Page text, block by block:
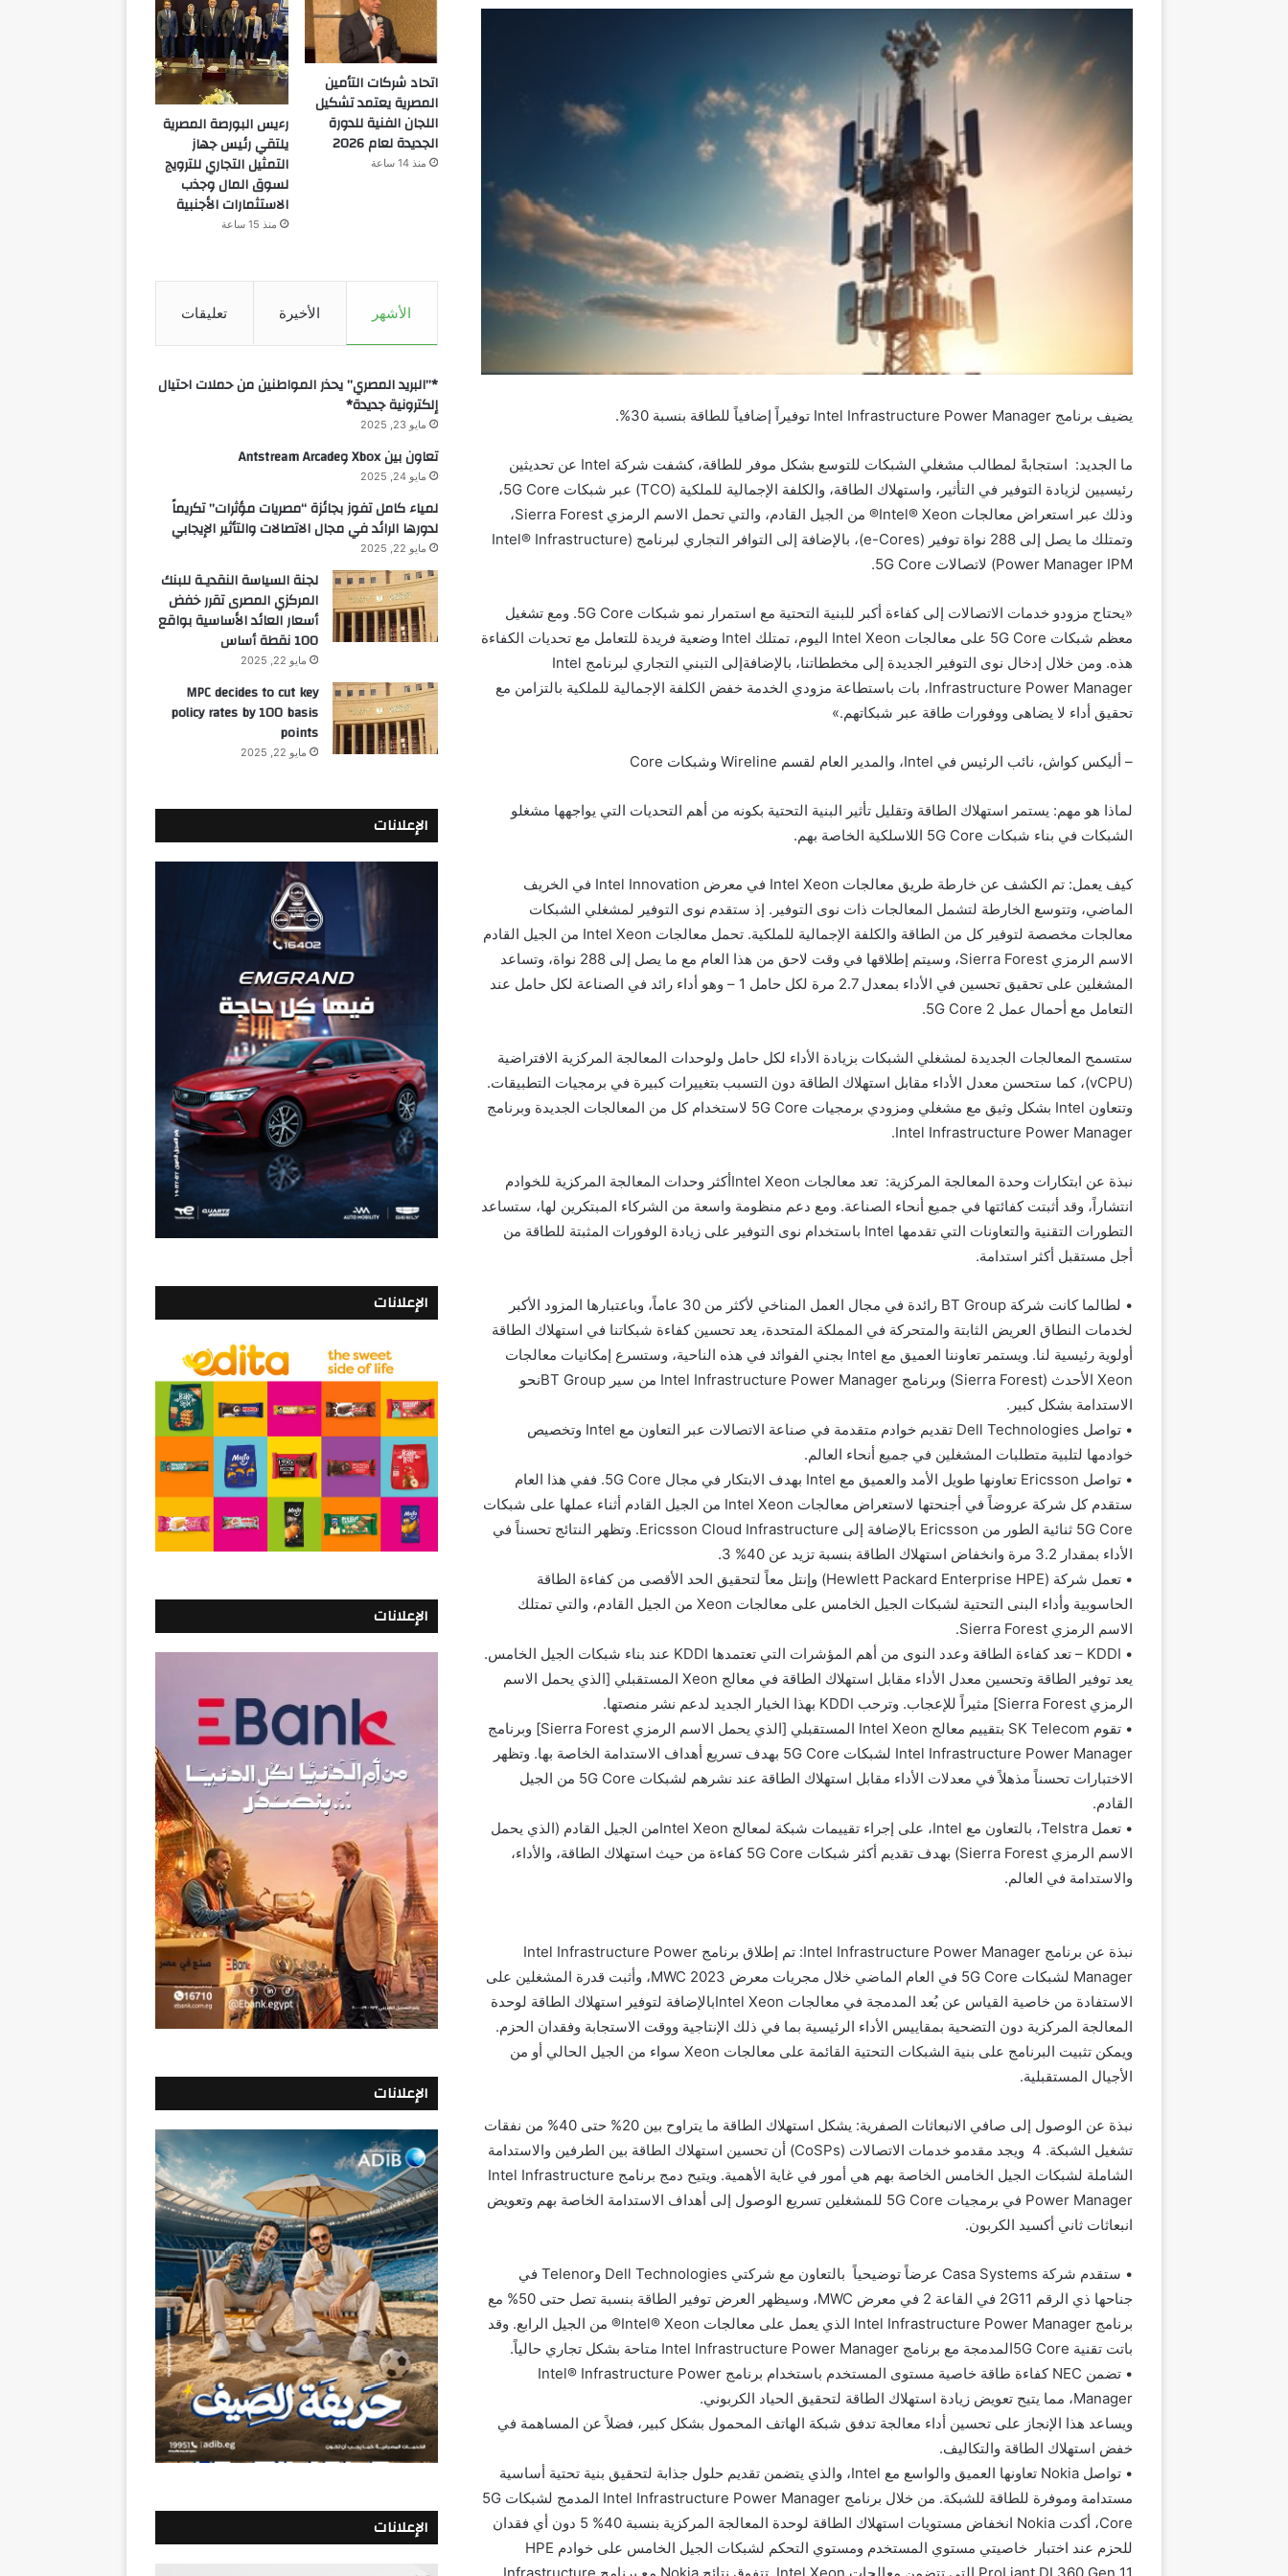
يضيف برنامج Intel Infrastructure Power Manager توفيراً إضافياً للطاقة بنسبة 30%.
ما الجديد: استجابةً لمطالب مشغلي الشبكات للتوسع بشكل موفر للطاقة، كشفت شركة Intel عن تحديثين
رئيسيين لزيادة التوفير في التأثير، واستهلاك الطاقة، والكلفة الإجمالية للملكية (TCO) عبر شبكات 5G Core،
وذلك عبر استعراض معالجات
Intel® Xeon
® من الجيل القادم، والتي تحمل الاسم الرمزي Sierra Forest،
وتمتلك ما يصل إلى 288 نواة توفير (
e-Cores)، بالإضافة إلى التوافر التجاري لبرنامج (
Intel® Infrastructure
Power Manager IPM) لاتصالات 5G Core
.
«يحتاج مزودو خدمات الاتصالات إلى كفاءة أكبر للبنية التحتية مع استمرار نمو شبكات 5G Core. ومع تشغيل
معظم شبكات 5G Core على معالجات Intel Xeon اليوم، تمتلك Intel وضعية فريدة للتعامل مع تحديات الكفاءة
هذه. ومن خلال إدخال نوى التوفير الجديدة إلى مخططاتنا، بالإضافةإلى التبني التجاري لبرنامج Intel
Infrastructure Power Manager، بات باستطاعة مزودي الخدمة خفض الكلفة الإجمالية للملكية بالتزامن مع
تحقيق أداء لا يضاهى ووفورات طاقة عبر شبكاتهم.»
– أليكس كواش، نائب الرئيس في Intel، والمدير العام لقسم Wireline وشبكات Core
لماذا هو مهم: يستمر استهلاك الطاقة وتقليل تأثير البنية التحتية بكونه من أهم التحديات التي يواجهها مشغلو
الشبكات في بناء شبكات 5G Core اللاسلكية الخاصة بهم.
كيف يعمل: تم الكشف عن خارطة طريق معالجات Intel Xeon في معرض Intel Innovation في الخريف
الماضي، وتتوسع الخارطة لتشمل المعالجات ذات نوى التوفير. إذ ستقدم نوى التوفير لمشغلي الشبكات
معالجات مخصصة لتوفير كل من الطاقة والكلفة الإجمالية للملكية. تحمل معالجات Intel Xeon من الجيل القادم
الاسم الرمزي Sierra Forest
، وسيتم إطلاقها في وقت لاحق من هذا العام مع ما يصل إلى 288 نواة، وتساعد
المشغلين على تحقيق تحسين في الأداء بمعدل 2.7 مرة لكل حامل
1 – وهو
أداء رائد في الصناعة لكل حامل عند
التعامل مع أحمال عمل
5G Core 2.
ستسمح المعالجات الجديدة لمشغلي الشبكات بزيادة الأداء لكل حامل ولوحدات المعالجة المركزية الافتراضية
(
vCPU)، كما ستحسن معدل الأداء مقابل استهلاك الطاقة دون التسبب بتغييرات كبيرة في برمجيات التطبيقات.
وتتعاون Intel بشكل وثيق مع مشغلي ومزودي برمجيات 5G Core لاستخدام كل من المعالجات الجديدة وبرنامج
Intel Infrastructure Power Manager
.
نبذة عن ابتكارات وحدة المعالجة المركزية: تعد معالجات Intel Xeonأكثر وحدات المعالجة المركزية للخوادم
انتشاراً، وقد أثبتت كفائتها في جميع أنحاء الصناعة. ومع دعم منظومة واسعة من الشركاء المبتكرين لها، ستساعد
التطورات التقنية والتعاونات التي تقدمها Intel باستخدام نوى التوفير على زيادة الوفورات المثبتة للطاقة من
أجل مستقبل أكثر استدامة.
• لطالما كانت شركة BT Group
رائدة في مجال العمل المناخي لأكثر من 30 عاماً، وباعتبارها المزود الأكبر
لخدمات النطاق العريض الثابتة والمتحركة في المملكة المتحدة، يعد تحسين كفاءة شبكاتنا في استهلاك الطاقة
أولوية رئيسية لنا. ويستمر تعاوننا العميق مع Intel بجني الفوائد في هذه الناحية، وستسرع إمكانيات معالجات
Xeon الأحدث (Sierra Forest) وبرنامج Intel Infrastructure Power Manager من سير BT Groupنحو
الاستدامة بشكل كبير.
• تواصل Dell Technologies تقديم خوادم متقدمة في صناعة الاتصالات عبر التعاون مع Intel وتخصيص
خوادمها لتلبية متطلبات المشغلين في جميع أنحاء العالم.
• تواصل Ericsson تعاونها طويل الأمد والعميق مع Intel بهدف الابتكار في مجال 5G Core. ففي هذا العام
ستقدم كل شركة عروضاً في أجنحتها لاستعراض معالجات Intel Xeon من الجيل القادم أثناء عملها على شبكات
5G Core ثنائية الطور من Ericsson بالإضافة إلى Ericsson Cloud Infrastructure. وتظهر النتائج تحسناً في
الأداء بمقدار 3.2 مرة وانخفاض استهلاك الطاقة بنسبة تزيد عن 40%
3
.
• تعمل شركة (
Hewlett Packard Enterprise HPE) وإنتل معاً لتحقيق الحد الأقصى من كفاءة الطاقة
الحاسوبية وأداء البنى التحتية لشبكات الجيل الخامس على معالجات Xeon من الجيل القادم، والتي تمتلك
الاسم الرمزي Sierra Forest
.
•
KDDI
– تعد كفاءة الطاقة وعدد النوى من أهم المؤشرات التي تعتمدها KDDI عند بناء شبكات الجيل الخامس.
يعد توفير الطاقة وتحسين معدل الأداء مقابل استهلاك الطاقة في معالج Xeon المستقبلي [الذي يحمل الاسم
الرمزي Sierra Forest] مثيراً للإعجاب. وترحب KDDI بهذا الخيار الجديد لدعم نشر منصتها.
• تقوم SK Telecom بتقييم معالج Intel Xeon المستقبلي [الذي يحمل الاسم الرمزي Sierra Forest] وبرنامج
Intel Infrastructure Power Manager لشبكات 5G Core بهدف تسريع أهداف الاستدامة الخاصة بها. وتظهر
الاختبارات تحسناً مذهلاً في معدلات الأداء مقابل استهلاك الطاقة عند نشرهم لشبكات 5G Core من الجيل
القادم.
• تعمل Telstra، بالتعاون مع Intel، على إجراء تقييمات شبكة لمعالج Intel Xeonمن الجيل القادم (الذي يحمل
الاسم الرمزي Sierra Forest) بهدف تقديم أكثر شبكات 5G Core كفاءة من حيث استهلاك الطاقة، والأداء،
والاستدامة في العالم.
نبذة عن برنامج Intel Infrastructure Power Manager
: تم إطلاق برنامج Intel Infrastructure Power
Manager لشبكات 5G Core في العام الماضي خلال مجريات معرض MWC2023، وأثبت قدرة المشغلين على
الاستفادة من خاصية القياس عن بُعد المدمجة في معالجات Intel Xeonبالإضافة لتوفير استهلاك الطاقة لوحدة
المعالجة المركزية دون التضحية بمقاييس الأداء الرئيسية بما في ذلك الإنتاجية ووقت الاستجابة وفقدان الحزم.
ويمكن تثبيت البرنامج على بنية الشبكات التحتية القائمة على معالجات Xeon سواء من الجيل الحالي أو من
الأجيال المستقبلية.
نبذة عن الوصول إلى صافي الانبعاثات الصفرية:
يشكل استهلاك الطاقة ما يتراوح بين 20% حتى 40% من نفقات
تشغيل الشبكة. 4 ويجد مقدمو خدمات الاتصالات (CoSPs) أن تحسين استهلاك الطاقة بين الطرفين والاستدامة
الشاملة لشبكات الجيل الخامس الخاصة بهم هي أمور في غاية الأهمية. ويتيح دمج برنامج Intel Infrastructure
Power Manager في برمجيات 5G Core للمشغلين تسريع الوصول إلى أهداف الاستدامة الخاصة بهم وتعويض
انبعاثات ثاني أكسيد الكربون.
• ستقدم شركة Casa Systems عرضاً توضيحياً بالتعاون مع شركتي Dell Technologies وTelenor في
جناحها ذي الرقم 2
G11 في القاعة 2 في معرض MWC
، وسيظهر العرض توفير الطاقة بنسبة تصل حتى 50% مع
برنامج Intel Infrastructure Power Manager الذي يعمل على معالجات Intel® Xeon®
من الجيل الرابع. وقد
باتت تقنية 5G Coreالمدمجة مع برنامج Intel Infrastructure Power Manager متاحة بشكل تجاري حالياً.
• تضمن NEC كفاءة طاقة خاصية مستوى المستخدم باستخدام برنامج Intel® Infrastructure Power
Manager، مما يتيح تعويض زيادة استهلاك الطاقة لتحقيق الحياد الكربوني.
ويساعد هذا الإنجاز على تحسين أداء معالجة تدفق شبكة الهاتف المحمول بشكل كبير، فضلاً عن المساهمة في
خفض استهلاك الطاقة والتكاليف.
• تواصل Nokia تعاونها العميق والواسع مع Intel، والذي يتضمن تقديم حلول جذابة لتحقيق بنية تحتية أساسية
مستدامة وموفرة للطاقة للشبكة. من خلال برنامج Intel Infrastructure Power Manager المدمج لشبكات 5G
Core، أكدت Nokia انخفاض مستويات استهلاك الطاقة لوحدة المعالجة المركزية بنسبة 40% 5 دون أي فقدان
للحزم عند اختبار خاصيتي مستوي المستخدم ومستوي التحكم لشبكات الجيل الخامس على خوادم HPE
اتحاد شركات التأمين
المصرية يعتمد تشكيل
اللجان الفنية للدورة
الجديدة لعام 2026
منذ 14 ساعة
رءيس البورصة المصرية
يلتقي رئيس جهاز
التمثيل التجاري للترويج
لسوق المال وجذب
الاستثمارات الأجنبية
منذ 15 ساعة
الأشهر الأخيرة تعليقات
*”البريد المصري” يحذر المواطنين من حملات احتيال
إلكترونية جديدة*
مايو 23, 2025
تعاون بين Xbox وAntstream Arcade
مايو 24, 2025
لمياء كامل تفوز بجائزة “مصريات مؤثرات” تكريماً
لدورها الرائد في مجال الاتصالات والتأثير الإيجابي
مايو 22, 2025
لجنة السياسة النقديـة للبنك
المركزي المصرى تقرر خفض
أسعار العائد الأساسية بواقع
100 نقطة أساس
مايو 22, 2025
MPC decides to cut key
policy rates by 100 basis
points
مايو 22, 2025
الإعلانات
الإعلانات
الإعلانات
الإعلانات
الإعلانات